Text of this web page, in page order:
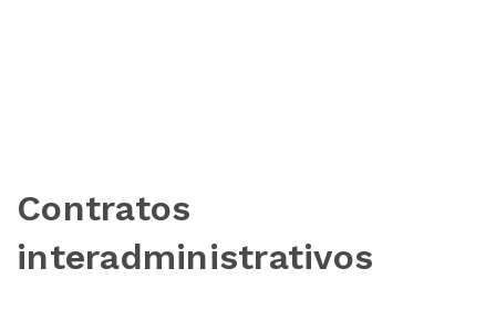
Contratos
interadministrativos